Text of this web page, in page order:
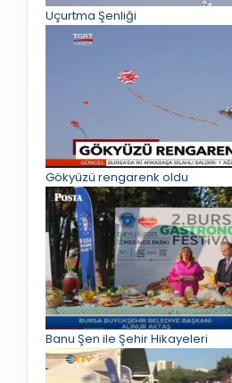
Uçurtma Şenliği
Gökyüzü rengarenk oldu
Banu Şen ile Şehir Hikayeleri